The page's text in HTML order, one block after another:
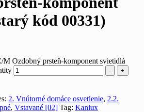
kód 00331)
Ozdobný prsteň-komponent svietidlá
-
+
2. Vnútorné domáce osvetlenie, 2.2.
, Vstavané [02] Tag: Kanlux